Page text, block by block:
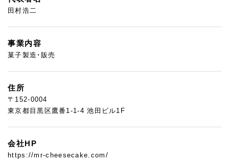
田村浩二
事業内容
菓子製造・販売
住所
〒152-0004
東京都目黒区鷹番1-1-4 池田ビル1F
会社HP
https://mr-cheesecake.com/